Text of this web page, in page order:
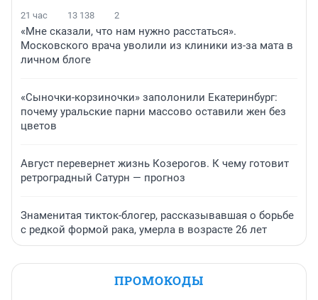
21 час 13 138 2
«Мне сказали, что нам нужно расстаться».
Московского врача уволили из клиники из-за мата в
личном блоге
«Сыночки-корзиночки» заполонили Екатеринбург:
почему уральские парни массово оставили жен без
цветов
Август перевернет жизнь Козерогов. К чему готовит
ретроградный Сатурн — прогноз
Знаменитая тикток-блогер, рассказывавшая о борьбе
с редкой формой рака, умерла в возрасте 26 лет
ПРОМОКОДЫ